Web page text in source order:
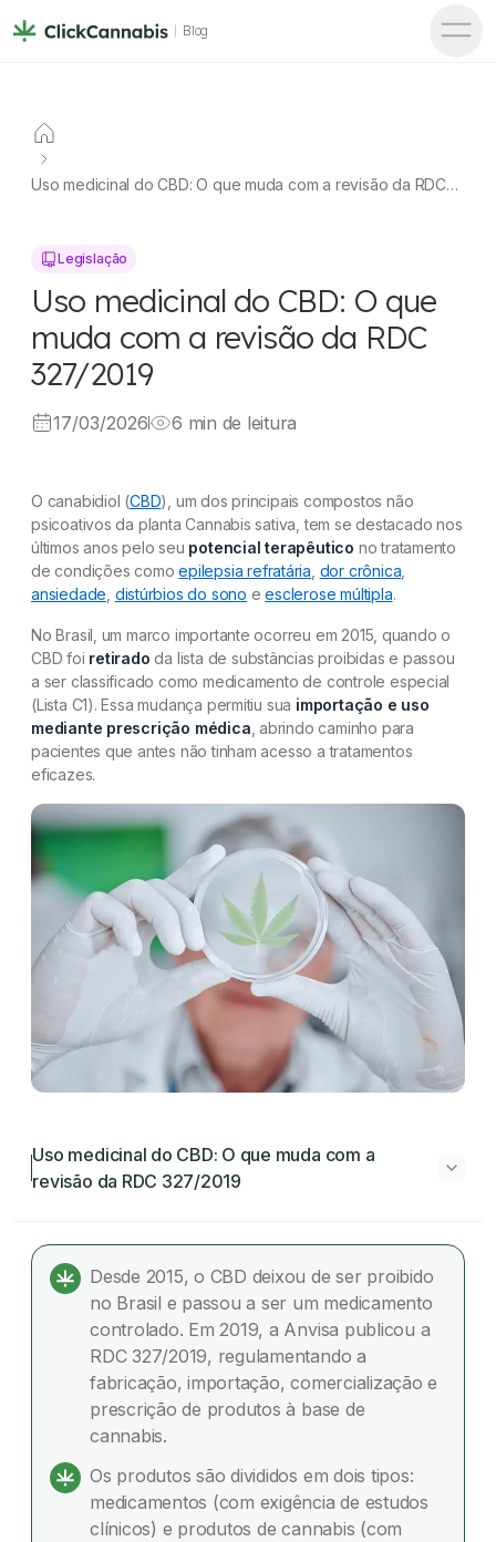
Blog
Uso medicinal do CBD: O que muda com a revisão da RDC
Legislação
Uso medicinal do CBD: O que
muda com a revisão da RDC
327/2019
17/03/2026 6 min de leitura
O canabidiol (CBD), um dos principais compostos não
psicoativos da planta Cannabis sativa, tem se destacado nos
últimos anos pelo seu potencial terapêutico no tratamento
de condições comoepilepsia refratária dor crônica
ansiedade distúrbios do sono eesclerose múltipla.
No Brasil, um marco importante ocorreu em 2015, quando o
CBD foi retirado da lista de substâncias proibidas e passou
a ser classificado como medicamento de controle especial
(Lista C1). Essa mudança permitiu sua importação e uso
mediante prescrição médica , abrindo caminho para
pacientes que antes não tinham acesso a tratamentos
eficazes.
Uso medicinal do CBD: O que muda com a
revisão da RDC 327/2019
Uso medicinal do CBD: O que muda com a
revisão da RDC 327/2019
Evolução normativa da cannabis medicinal no
Brasil
Construção coletiva da nova regulamentação
Principais mudanças propostas pela Anvisa
Entenda por que essas mudanças estão sendo
propostas
Desde 2015, o CBD deixou de ser proibido
no Brasil e passou a ser um medicamento
controlado. Em 2019, a Anvisa publicou a
RDC 327/2019, regulamentando a
fabricação, importação, comercialização e
prescrição de produtos à base de
cannabis.
Os produtos são divididos em dois tipos:
medicamentos (com exigência de estudos
clínicos) e produtos de cannabis (com